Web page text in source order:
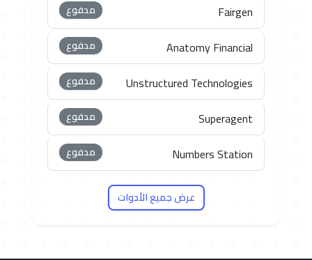
Fairgen مدفوع
Anatomy Financial مدفوع
Unstructured Technologies مدفوع
Superagent مدفوع
Numbers Station مدفوع
عرض جميع الأدوات